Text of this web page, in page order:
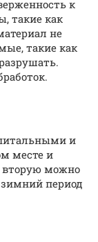
к
такие как
не
такие как
и
месте и
вторую можно
период